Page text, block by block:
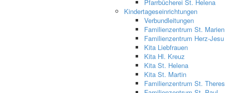
Pfarrbücherei St. Helena
Kindertageseinrichtungen
Verbundleitungen
Familienzentrum St. Marien
Familienzentrum Herz-Jesu
Kita Liebfrauen
Kita Hl. Kreuz
Kita St. Helena
Kita St. Martin
Familienzentrum St.